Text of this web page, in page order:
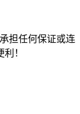
担任何保证或连
！